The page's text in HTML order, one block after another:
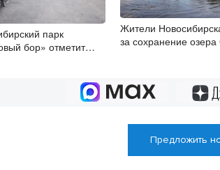
парк
бор» отметит
Жители
за сохранение озера
Предложить